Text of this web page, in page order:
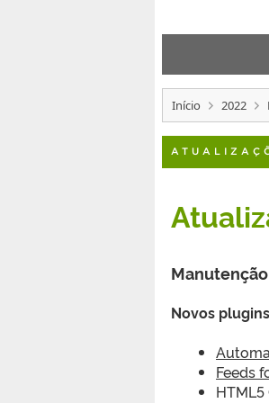
Início 2022
Novos plugins
Feeds